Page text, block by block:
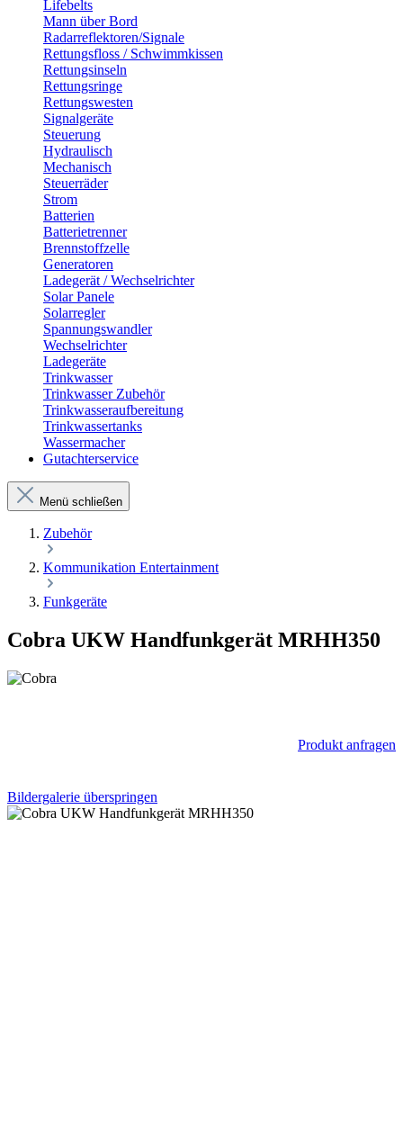
Lifebelts
Mann über Bord
Radarreflektoren/Signale
Rettungsfloss / Schwimmkissen
Rettungsinseln
Rettungsringe
Rettungswesten
Signalgeräte
Steuerung
Hydraulisch
Mechanisch
Steuerräder
Strom
Batterien
Batterietrenner
Brennstoffzelle
Generatoren
Ladegerät / Wechselrichter
Solar Panele
Solarregler
Spannungswandler
Wechselrichter
Ladegeräte
Trinkwasser
Trinkwasser Zubehör
Trinkwasseraufbereitung
Trinkwassertanks
Wassermacher
Gutachterservice
Menü schließen
Zubehör
Kommunikation Entertainment
Funkgeräte
Cobra UKW Handfunkgerät MRHH350
Produkt anfragen
Bildergalerie überspringen